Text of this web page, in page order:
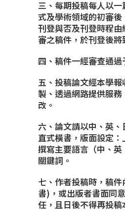
三、每期投稿每人以
式及學術領域的初審
刊登與否及刊登時程
審之稿件，於刊登後
四、稿件一經審查通
五、投稿論文經本學
製、透過網路提供服
改。
六、論文請以中、英
直式橫書，版面設定
撰寫主要語言（中、
關鍵詞。
七、作者投稿時，稿
書)，或出版者書面同
任，且日後不得再投稿